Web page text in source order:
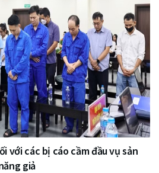
với các bị cáo cầm đầu vụ sản
giả